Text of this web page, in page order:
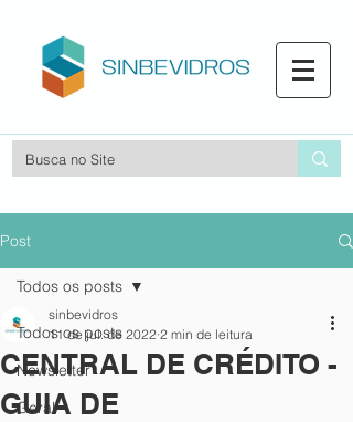
Post
Todos os posts
Newsletter
Geral
Todos os posts
CENTRAL DE CRÉDITO -
GUIA DE
sinbevidros
11 de jul. de 2022 2 min de leitura